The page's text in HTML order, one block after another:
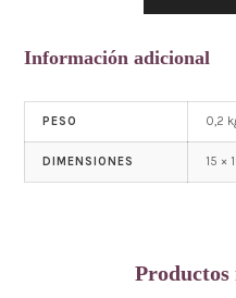
Información adicional
PESO 0,2
DIMENSIONES 15 ×
Productos